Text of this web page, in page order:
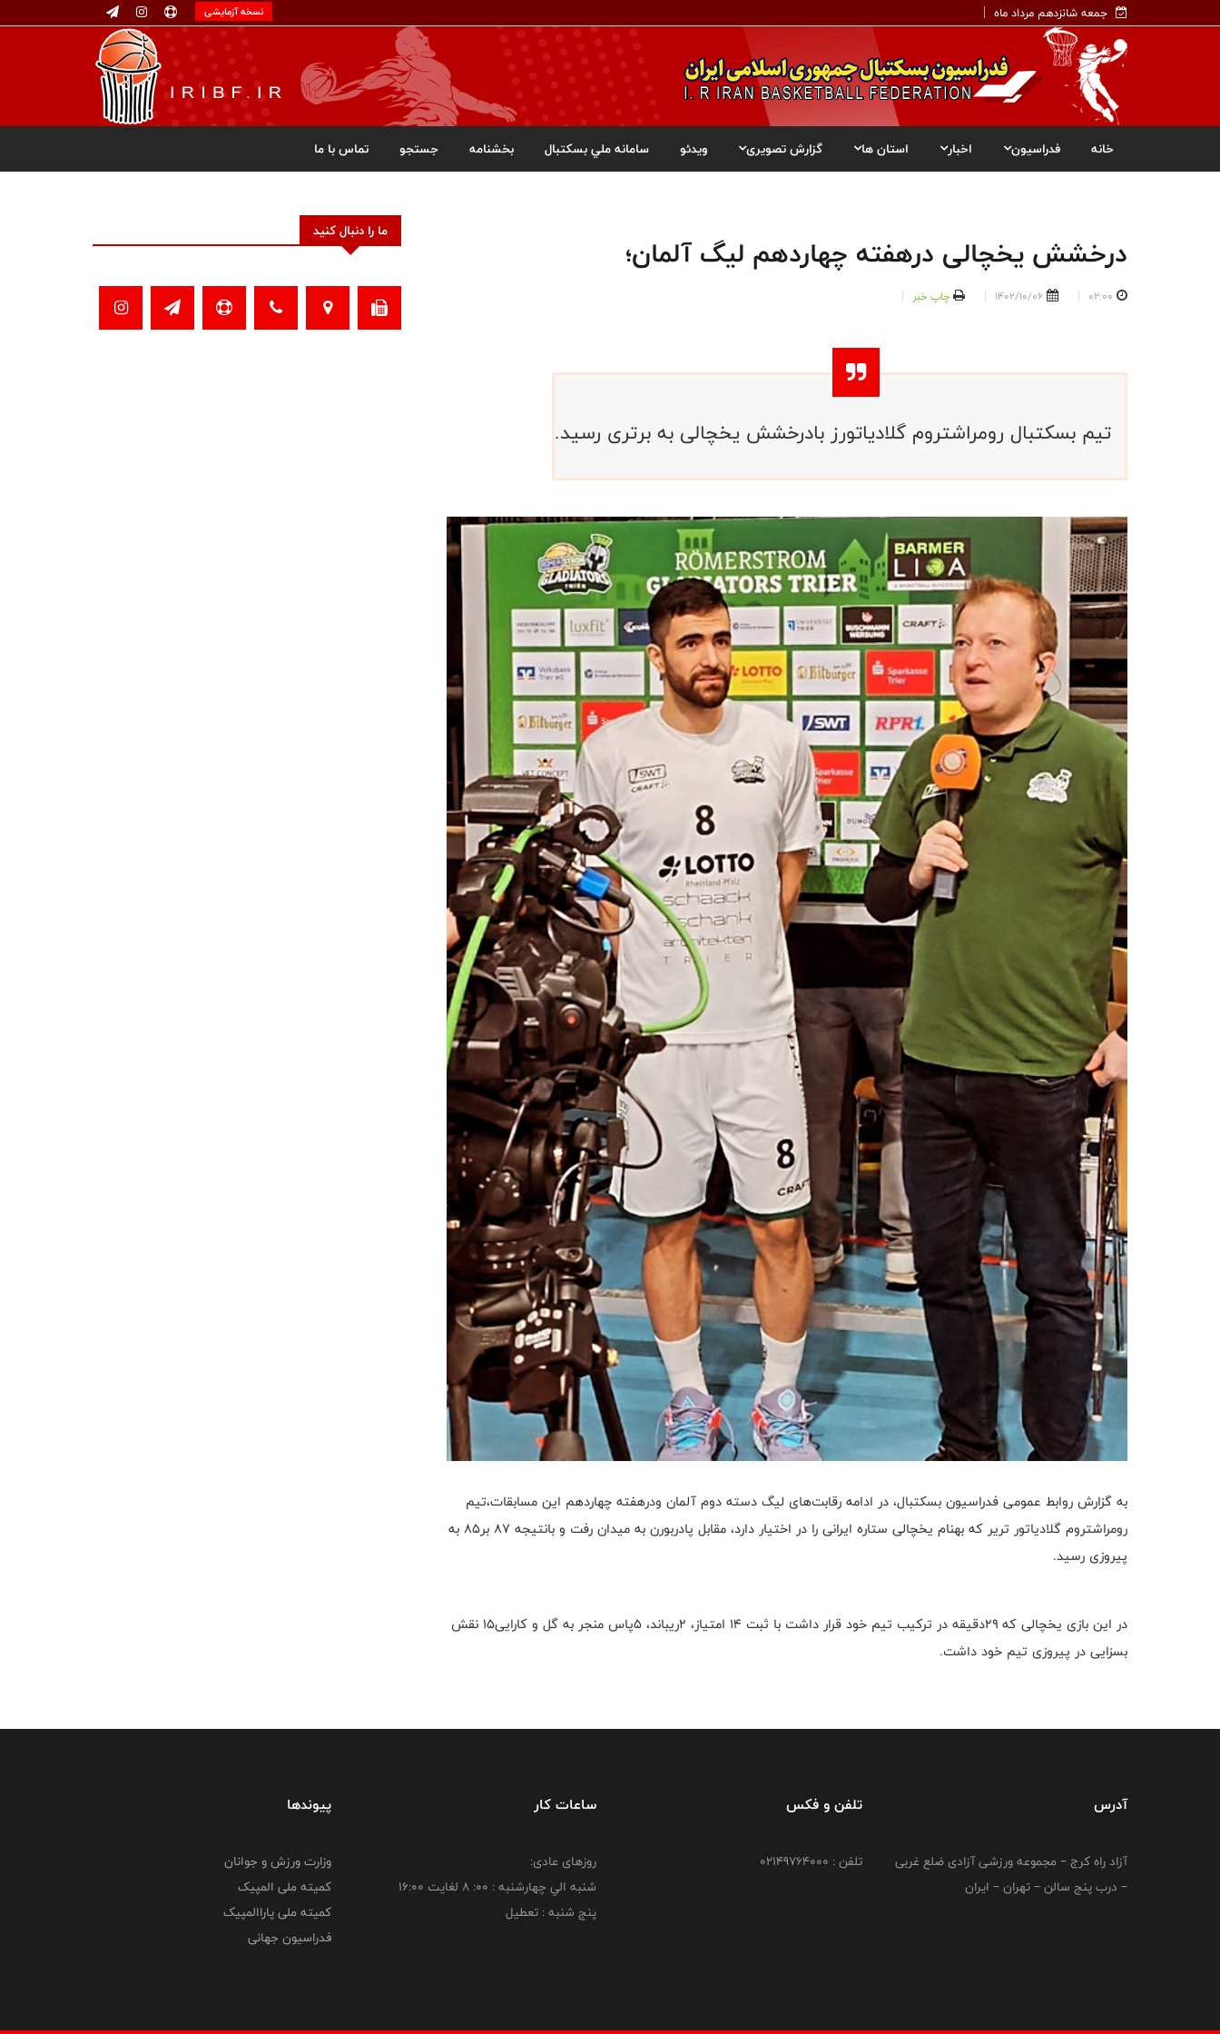
جمعه شانزدهم مرداد ماه نسخه آزمایشی
خانه فدراسیون اخبار استان ها گزارش تصویری ویدئو سامانه ملي بسکتبال بخشنامه جستجو تماس با ما
درخشش یخچالی درهفته چهاردهم لیگ آلمان؛
02:00
1402/10/06 چاپ خبر
تیم بسکتبال رومراشتروم گلادیاتورز بادرخشش یخچالی به برتری رسید.
به گزارش روابط عمومی فدراسیون بسکتبال، در ادامه رقابت‌های لیگ دسته دوم آلمان ودرهفته چهاردهم این مسابقات،تیم
رومراشتروم گلادیاتور تریر که بهنام یخچالی ستاره ایرانی را در اختیار دارد، مقابل پادربورن به میدان رفت و بانتیجه ۸۷ بر۸۵ به
پیروزی رسید.
در این بازی یخچالی که ۲۹دقیقه در ترکیب تیم خود قرار داشت با ثبت ۱۴ امتیاز، ۲ریباند، ۵پاس منجر به گل و کارایی۱۵ نقش
بسزایی در پیروزی تیم خود داشت.
ما را دنبال کنید
آدرس
آزاد راه کرج – مجموعه ورزشی آزادی ضلع غربی
– درب پنج سالن – تهران – ایران
تلفن و فکس
تلفن : 02149764000
ساعات کار
روزهای عادی:
شنبه الي چهارشنبه : 00: 8 لغايت 16:00
پنج شنبه : تعطیل
پیوندها
وزارت ورزش و جوانان
کمیته ملی المپیک
کمیته ملی پاراالمپیک
فدراسیون جهانی